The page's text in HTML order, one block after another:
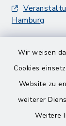
Wir weisen
Cookies
Website zu
weiterer
Weitere
Hamburg